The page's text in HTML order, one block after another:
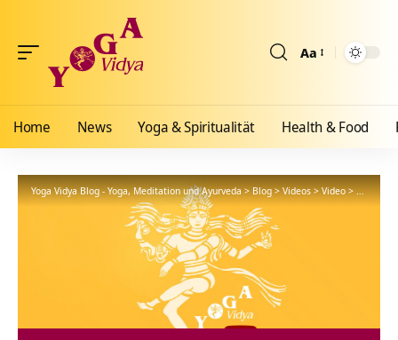
Aa
Home News Yoga & Spiritualität Health & Food
Yoga Vidya Blog - Yoga, Meditation und Ayurveda>Blog>Videos>Video>Neue